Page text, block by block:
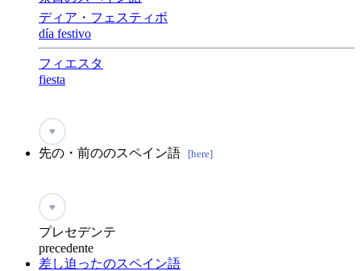
ディア・フェスティボ
día festivo
フィエスタ
fiesta
♥
先の・前ののスペイン語 [here]
♥
プレセデンテ
precedente
差し迫ったのスペイン語